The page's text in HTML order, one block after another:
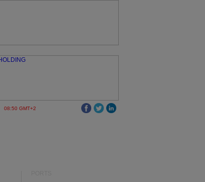
08:50 GMT+2